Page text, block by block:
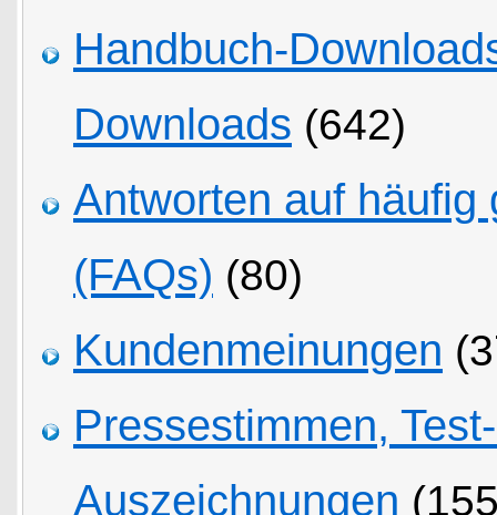
Handbuch-
Downloads (642)
Antworten auf häufig
(FAQs) (80)
Kundenmeinungen
Pressestimmen,
Auszeichnungen